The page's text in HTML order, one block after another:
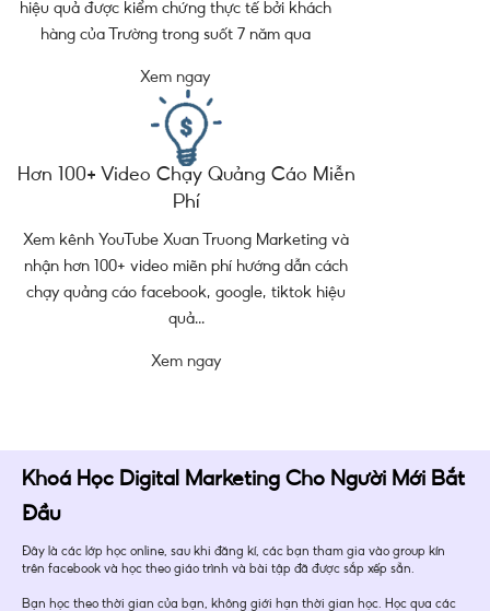
hiệu quả được kiểm chứng thực tế bởi khách
hàng của Trường trong suốt 7 năm qua
Xem ngay
Hơn 100+ Video Chạy Quảng Cáo Miễn
Phí
Xem kênh YouTube Xuan Truong Marketing và
nhận hơn 100+ video miẽn phí hướng dẫn cách
chạy quảng cáo facebook, google, tiktok hiệu
quả...
Xem ngay
Khoá Học Digital Marketing Cho Người Mới Bắt
Đầu​
Đây là các lớp học online, sau khi đăng kí, các bạn tham gia vào group kín
trên facebook và học theo giáo trình và bài tập đã được sắp xếp sẵn.
Bạn học theo thời gian của bạn, không giới hạn thời gian học. Học qua các